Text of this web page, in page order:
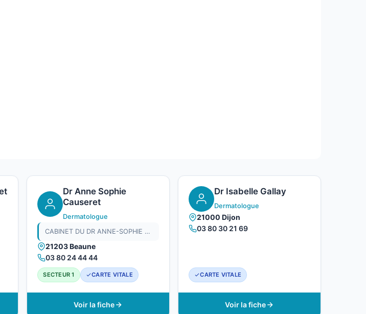
Dr Anne Sophie
Causeret
Dermatologue
CABINET DU DR ANNE-SOPHIE CAUSERET
21203 Beaune
03 80 24 44 44
SECTEUR 1 CARTE VITALE
Voir la fiche
Dr Isabelle Gallay
Dermatologue
21000 Dijon
03 80 30 21 69
CARTE VITALE
Voir la fiche